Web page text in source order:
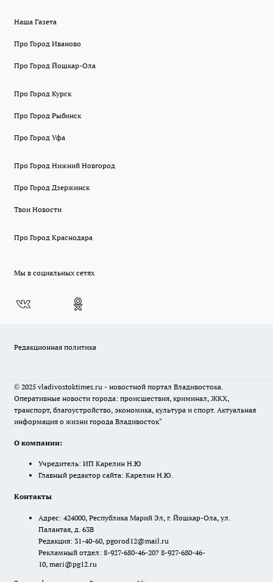
Наша Газета
Про Город Иваново
Про Город Йошкар-Ола
Про Город Курск
Про Город Рыбинск
Про Город Уфа
Про Город Нижний Новгород
Про Город Дзержинск
Твои Новости
Про Город Краснодара
Мы в социальных сетях
Редакционная политика
© 2025 vladivostoktimes.ru - новостной портал Владивостока.
Оперативные новости города: происшествия, криминал, ЖКХ,
транспорт, благоустройство, экономика, культура и спорт. Актуальная
информация о жизни города Владивосток"
О компании:
Учредитель: ИП Карелин Н.Ю
Главный редактор сайта: Карелин Н.Ю.
Контакты
Адрес: 424000, Республика Марий Эл, г. Йошкар-Ола, ул.
Палантая, д. 63В
Редакция: 31-40-60, pgorod12@mail.ru
Рекламный отдел: 8-927-680-46-20? 8-927-680-46-
10, mari@pg12.ru